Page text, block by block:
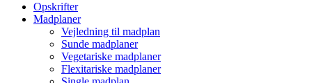
Opskrifter
Madplaner
Vejledning til madplan
Sunde madplaner
Vegetariske madplaner
Flexitariske madplaner